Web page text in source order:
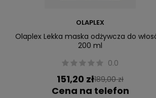
OLAPLEX
Olaplex Lekka maska odżywcza do
200 ml
0.0
151,20 zł189,00 zł
Cena na telefon